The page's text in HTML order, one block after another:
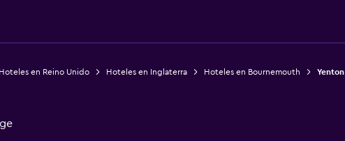
Hoteles en Reino Unido Hoteles en Inglaterra Hoteles en Bournemouth Yenton